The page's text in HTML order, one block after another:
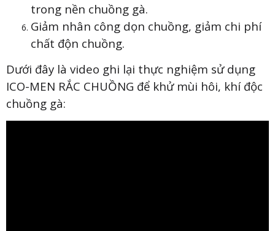
trong nền chuồng gà.
Giảm nhân công dọn chuồng, giảm chi phí
chất độn chuồng.
Dưới đây là video ghi lại thực nghiệm sử dụng
ICO-MEN RẮC CHUỒNG để khử mùi hôi, khí độc
chuồng gà: